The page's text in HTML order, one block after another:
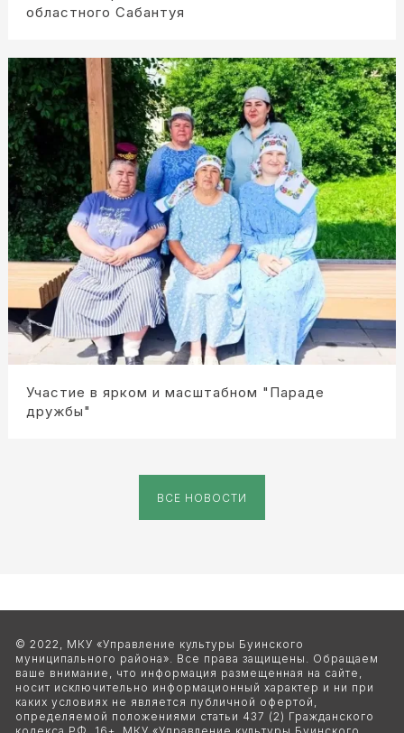
областного Сабантуя
Участие в ярком и масштабном "Параде
дружбы"
ВСЕ НОВОСТИ
© 2022, МКУ «Управление культуры Буинского
муниципального района». Все права защищены. Обращаем
ваше внимание, что информация размещенная на сайте,
носит исключительно информационный характер и ни при
каких условиях не является публичной офертой,
определяемой положениями статьи 437 (2) Гражданского